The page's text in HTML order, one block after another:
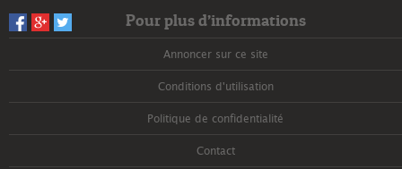
Pour plus d’informations
Annoncer sur ce site
Conditions d'utilisation
Politique de confidentialité
Contact